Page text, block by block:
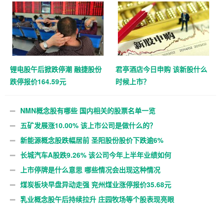
锂电股午后掀跌停潮 融捷股份
跌停报价164.59元
君亭酒店今日申购 该新股什么
时候上市？
NMN概念股有哪些 国内相关的股票名单一览
五矿发展涨10.00% 该上市公司是做什么的？
新能源概念股跌幅居前 圣阳股份股价下跌逾6%
长城汽车A股跌9.26% 该公司今年上半年业绩如何
上市停牌是什么意思 哪些情况会出现这种情况
煤炭板块早盘异动走强 兖州煤业涨停报价35.68元
乳业概念股午后持续拉升 庄园牧场等个股表现亮眼